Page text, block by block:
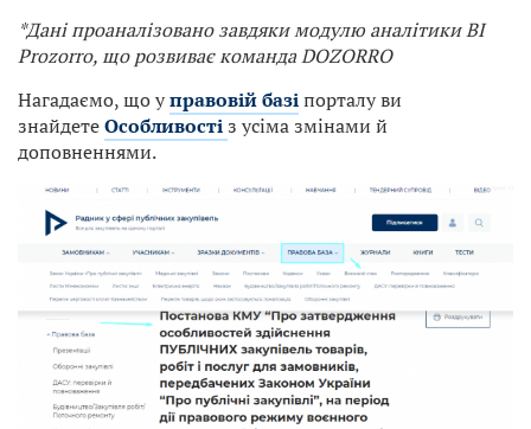
*Дані проаналізовано завдяки модулю аналітики BI
Prozorro, що розвиває команда DOZORRO
Нагадаємо, що управовій базіпорталу ви
знайдетеОсобливостіз усіма змінами й
доповненнями.